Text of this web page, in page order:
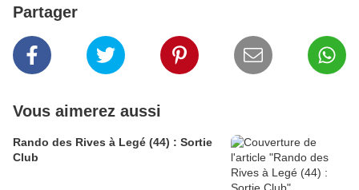
Partager
Vous aimerez aussi
Rando des Rives à Legé (44) : Sortie
Club